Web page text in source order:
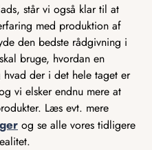
står vi også klar til at
med produktion af
den bedste rådgivning i
bruge, hvordan en
hvad der i det hele taget er
vi elsker endnu mere at
Læs evt. mere
og se alle vores tidligere